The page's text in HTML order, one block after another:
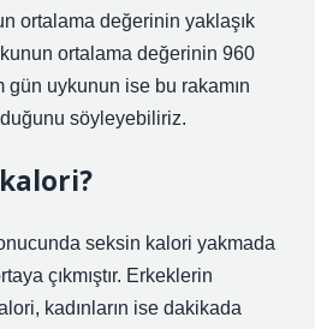
ortalama değerinin yaklaşık
ortalama değerinin 960
gün uykunun ise bu rakamın
söyleyebiliriz.
seksin kalori yakmada
çıkmıştır. Erkeklerin
kadınların ise dakikada